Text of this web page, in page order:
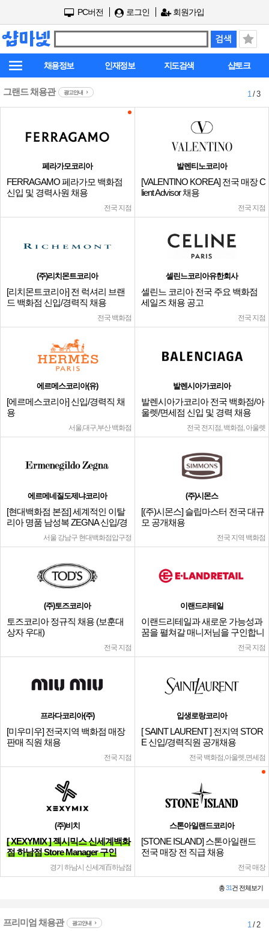
PC버전 로그인 회원가입
채용정보 인재정보 지도검색 샵토크
그랜드 채용관 광고안내 1/ 3
페라가모코리아
FERRAGAMO 페라가모 백화점
신입 및 경력사원 채용
전국 지점
발렌티노코리아
[VALENTINO KOREA] 전국 매장 C
lient Advisor 채용
전국 지점
(주)리치몬트코리아
[리치몬트코리아] 전 럭셔리 브랜
드 백화점 신입/경력직 채용
전국 백화점
셀린느코리아유한회사
셀린느 코리아 전국 주요 백화점
세일즈 채용 공고
전국 지점
에르메스코리아(유)
[에르메스코리아] 신입/경력직 채
용
서울,대구,부산 백화점
발렌시아가코리아
발렌시아가코리아 전국 백화점/아
울렛/면세점 신입 및 경력 채용
전국 전지점, 백화점, 아울렛
에르메네질도제냐코리아
[현대백화점 본점] 세계적인 이탈
리아 명품 남성복 ZEGNA 신입/경
서울 강남구 현대백화점압구정
(주)시몬스
[(주)시몬스] 슬립마스터 전국 대규
모 공개채용
전국 지역 백화점
(주)토즈코리아
토즈코리아 정규직 채용 (보훈대
상자 우대)
전국 지점
이랜드리테일
이랜드리테일과 새로운 가능성과
꿈을 펼쳐갈 매니저님을 구인합니
전국 지점
프라다코리아(주)
[미우미우] 전국지역 백화점 매장
판매 직원 채용
전국 지점
입생로랑코리아
[ SAINT LAURENT ] 전지역 STOR
E 신입/경력직원 공개채용
전국 백화점,아울렛,면세점
(주)비치
[ XEXYMIX ] 젝시믹스 신세계백화
점 하남점 Store Manager 구인
경기 하남시 신세계百하남점
스톤아일랜드코리아
[STONE ISLAND] 스톤아일랜드
전국 매장 전 직급 채용
전국 매장
총31건 전체보기
프리미엄 채용관 광고안내 1/ 2